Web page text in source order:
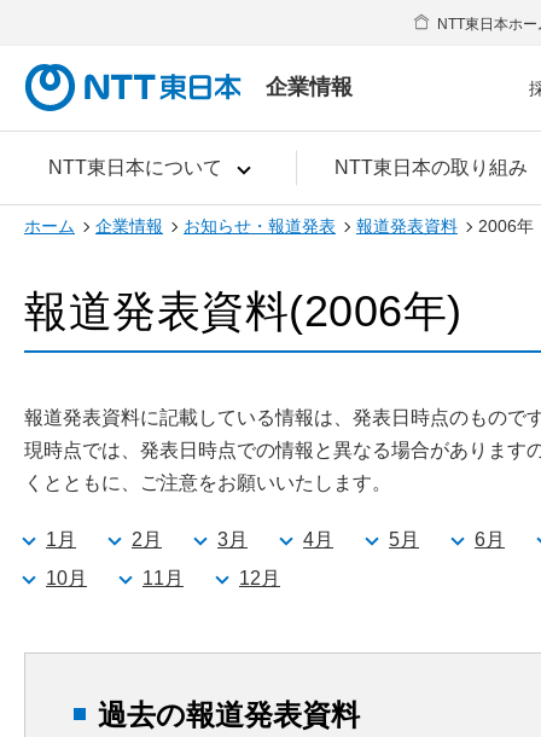
企業情報
NTT東日本について NTT東日本の取り組み
NTT東日本ホー
ホーム 企業情報 お知らせ・報道発表 報道発表資料 2006年
報道発表資料(2006年)
報道発表資料に記載している情報は、発表日時点のもので
現時点では、発表日時点での情報と異なる場合があります
くとともに、ご注意をお願いいたします。
1月 2月 3月 4月 5月
6月
10月
11月 12月
過去の報道発表資料